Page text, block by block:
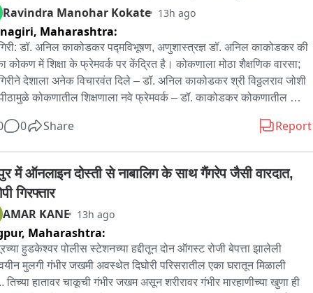
Ravindra Manohar Kokate 13h ago
Maharashtra:
डॉ. अनिल काकोडकर पद्मविभूषण, अणुशास्त्रज्ञ डॉ. अनिल काकोडकर की
कोकण में शिक्षा के फ्रेमवर्क पर केंद्रित है। कोकणाला मोठा शैक्षणिक वारसा;
देशाला अनेक विचारवंत दिले – डॉ. अनिल काकोडकर श्री विठ्ठलराव जोशी
कोकणातील शिक्षणाला नवे फ्रेमवर्क – डॉ. काकोडकर कोकणातील
आणि आकलन किती वाढले, याचे भान ठेवणे आवश्यक – डॉ. काकोडकर जैतापूर
एनर्जी’ – डॉ. अनिल काकोडकर जैतापूर प्रकल्पातील फ्रेंच तंत्रज्ञानाची किंमत
विजेची किंमत आटोक्यात असणे आवश्यक अत्याधुनिक तंत्रज्ञानाचा परीक्षा
वापर झाल्यास पेपरफुटी रोखता येईल – डॉ. काकोडकर प्रगत तंत्रज्ञान परीक्षा
का वापरले जात नाही, हे कळत नाही – डॉ. काकोडकर ‘एज्युकेशन करायचंय
हे आधी ठरवावं लागेल’ – डॉ. काकोडकर विद्यार्थ्यांनी किती आत्मसात केले,
परीक्षा महत्त्वाची – डॉ. काकोडकर शिक्षक-विद्यार्थी गुणोत्तर चांगले
परीक्षणाबाबत प्राध्यापकांना निर्णय घेऊ द्यावा शिक्षण व्यवस्थेत विश्वास ठेवणे
महत्त्वाचे – डॉ. अनिल काकोडकर
0 Share Report
में ऑनलाइन दोस्ती से नाबालिग के साथ गैंगरेप जैसी वारदात,
गिरफ्तार
AMAR KANE 13h ago
Maharashtra:
हुडकेश्वर पोलीस स्टेशनच्या हद्दीतून दोन ऑगस्ट रोजी बेपत्ता झालेली
मुलगी गंभीर जखमी अवस्थेत दिघोरी परिसरातील एका घरातून मिळाली
हातावर चाकूची गंभीर जखम असून शरीरावर गंभीर मारहाणीच्या खुणा ही